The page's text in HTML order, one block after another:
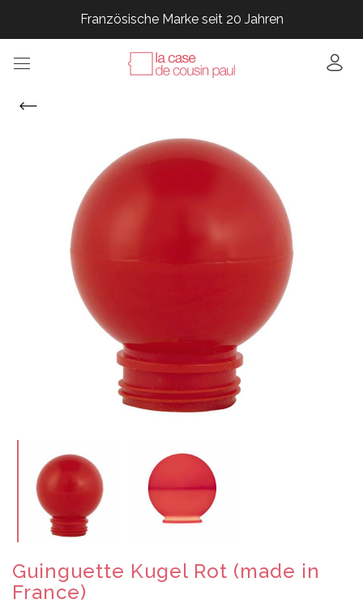
Französische Marke seit 20 Jahren
Französische Marke seit 20 Jahren
Französische Marke seit 20 Jahren
Guinguette Kugel Rot (made in
France)